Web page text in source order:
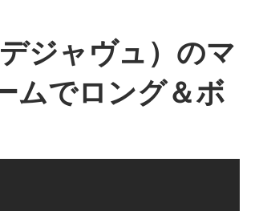
ジャヴュ）のマ
ムでロング＆ボ